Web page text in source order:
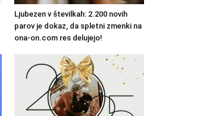
Ljubezen v številkah: 2.200 novih
parov je dokaz, da spletni zmenki na
ona-on.com res delujejo!